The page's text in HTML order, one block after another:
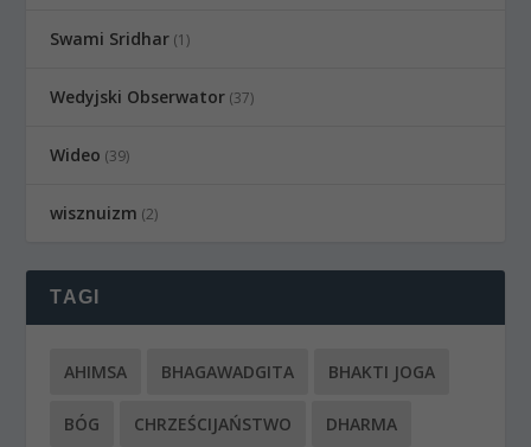
Swami Sridhar (1)
Wedyjski Obserwator (37)
Wideo (39)
wisznuizm (2)
TAGI
AHIMSA BHAGAWADGITA BHAKTI JOGA
BÓG CHRZEŚCIJAŃSTWO DHARMA